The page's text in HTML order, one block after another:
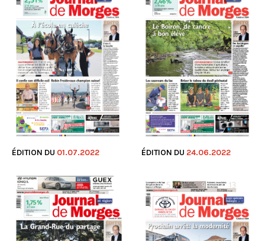
ÉDITION DU 01.07.2022 ÉDITION DU 24.06.2022